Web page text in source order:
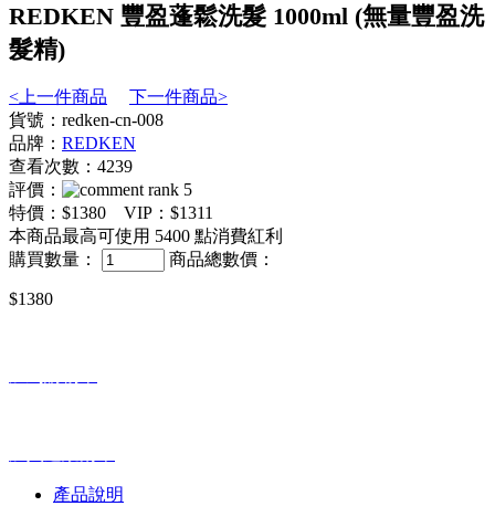
REDKEN 豐盈蓬鬆洗髮 1000ml (無量豐盈洗
髮精)
<上一件商品
下一件商品>
貨號：redken-cn-008
品牌： REDKEN
查看次數：4239
評價：
特價： $1380 VIP： $1311
本商品最高可使用 5400 點消費紅利
購買數量：
商品總數價：
$1380
產品說明